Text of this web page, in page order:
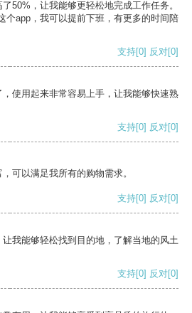
50%，让我能够更轻松地完成工作任务。
个app，我可以提前下班，有更多的时间陪
支持[0] 反对[0]
使用起来非常容易上手，让我能够快速熟
支持[0] 反对[0]
可以满足我所有的购物需求。
支持[0] 反对[0]
我能够轻松找到目的地，了解当地的风土
支持[0] 反对[0]